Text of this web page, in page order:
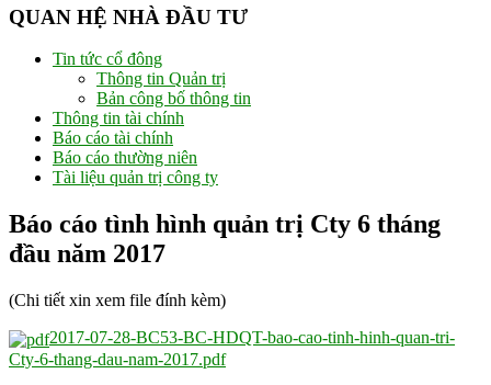
QUAN HỆ NHÀ ĐẦU TƯ
Tin tức cổ đông
Thông tin Quản trị
Bản công bố thông tin
Thông tin tài chính
Báo cáo tài chính
Báo cáo thường niên
Tài liệu quản trị công ty
Báo cáo tình hình quản trị Cty 6 tháng
đầu năm 2017
(Chi tiết xin xem file đính kèm)
2017-07-28-BC53-BC-HDQT-bao-cao-tinh-hinh-quan-tri-
Cty-6-thang-dau-nam-2017.pdf